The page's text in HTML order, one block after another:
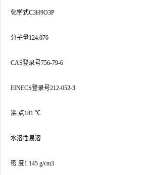
化学式C3H9O3P
分子量124.076
CAS登录号756-79-6
EINECS登录号212-052-3
沸 点181 ℃
水溶性易溶
密 度1.145 g/cm3